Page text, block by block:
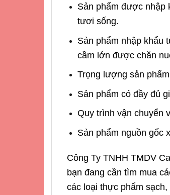
Sản phẩm được nhập
tươi sống.
Sản phẩm nhập khẩu
cầm lớn được chăn
Trọng lượng sản
Sản phẩm có đầy đủ
Quy trình vận chuyển
Sản phẩm nguồn gốc
Công Ty TNHH TMDV
bạn đang cần tìm mua
các loại thực phẩm